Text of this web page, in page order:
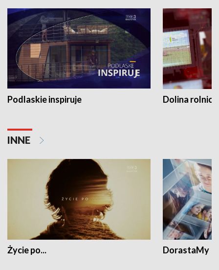
Podlaskie inspiruje Dolina
INNE
Życie po... DorastaMy